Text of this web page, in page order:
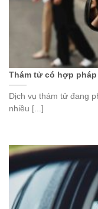
Thám tử có hợp
Dịch vụ thám tử đang
nhiều [...]